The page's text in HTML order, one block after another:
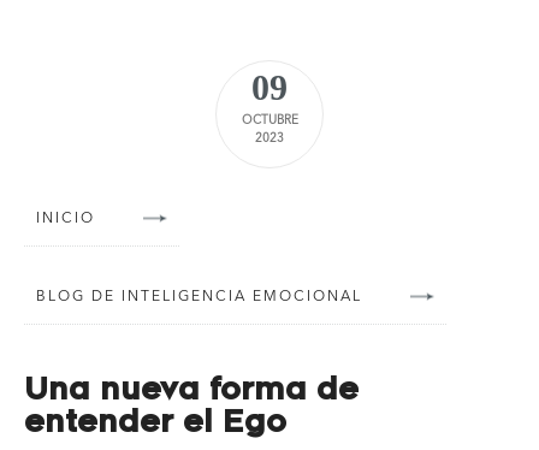
09
OCTUBRE
2023
INICIO
BLOG DE INTELIGENCIA EMOCIONAL
Una nueva forma de
entender el Ego